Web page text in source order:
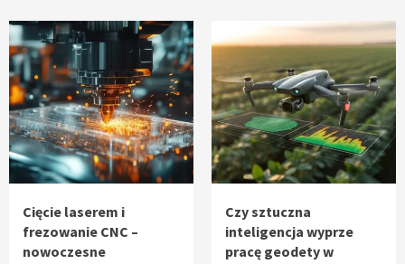
4
Czy sztuczna inteligencja wyprze pracę
geodety w przyszłości?
5
Tworzenie aplikacji internetowych – jak
powstają nowoczesne rozwiązania cyfrowe
Cięcie laserem i
frezowanie CNC –
nowoczesne
Czy sztuczna
inteligencja wyprze
pracę geodety w